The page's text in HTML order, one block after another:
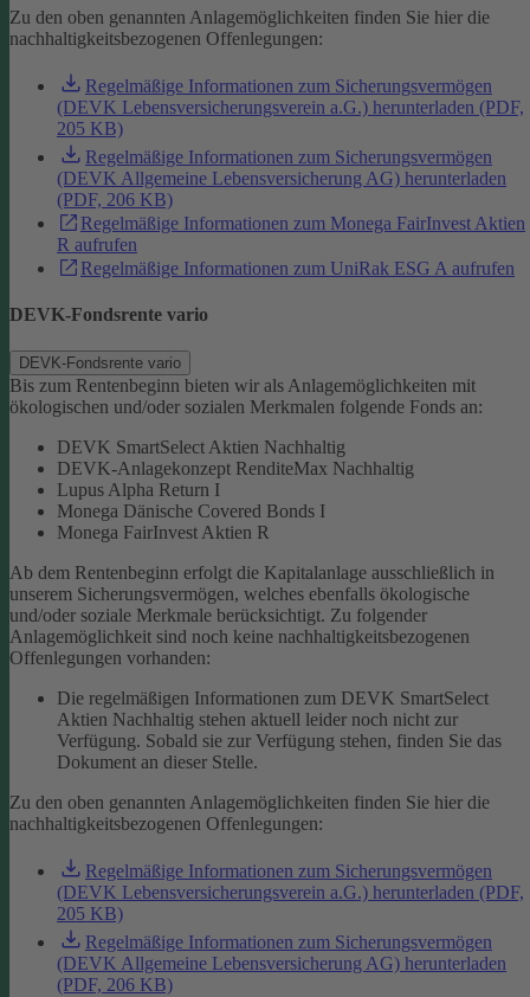
Zu den oben genannten Anlagemöglichkeiten finden Sie hier die
nachhaltigkeitsbezogenen Offenlegungen:
Regelmäßige Informationen zum Sicherungsvermögen
(DEVK Lebensversicherungsverein a.G.) herunterladen (PDF,
205 KB)
Regelmäßige Informationen zum Sicherungsvermögen
(DEVK Allgemeine Lebensversicherung AG) herunterladen
(PDF, 206 KB)
Regelmäßige Informationen zum Monega FairInvest Aktien
R aufrufen
Regelmäßige Informationen zum UniRak ESG A aufrufen
DEVK-Fondsrente vario
DEVK-Fondsrente vario
Bis zum Rentenbeginn bieten wir als Anlagemöglichkeiten mit
ökologischen und/oder sozialen Merkmalen folgende Fonds an:
DEVK SmartSelect Aktien Nachhaltig
DEVK-Anlagekonzept RenditeMax Nachhaltig
Lupus Alpha Return I
Monega Dänische Covered Bonds I
Monega FairInvest Aktien R
Ab dem Rentenbeginn erfolgt die Kapitalanlage ausschließlich in
unserem Sicherungsvermögen, welches ebenfalls ökologische
und/oder soziale Merkmale berücksichtigt. Zu folgender
Anlagemöglichkeit sind noch keine nachhaltigkeitsbezogenen
Offenlegungen vorhanden:
Die regelmäßigen Informationen zum DEVK SmartSelect
Aktien Nachhaltig stehen aktuell leider noch nicht zur
Verfügung. Sobald sie zur Verfügung stehen, finden Sie das
Dokument an dieser Stelle.
Zu den oben genannten Anlagemöglichkeiten finden Sie hier die
nachhaltigkeitsbezogenen Offenlegungen:
Regelmäßige Informationen zum Sicherungsvermögen
(DEVK Lebensversicherungsverein a.G.) herunterladen (PDF,
205 KB)
Regelmäßige Informationen zum Sicherungsvermögen
(DEVK Allgemeine Lebensversicherung AG) herunterladen
(PDF, 206 KB)